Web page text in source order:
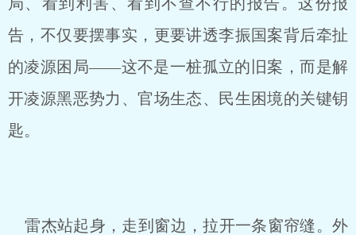
告，不仅要摆事实，更要讲透李振国案背后牵扯
的凌源困局——这不是一桩孤立的旧案，而是解
开凌源黑恶势力、官场生态、民生困境的关键钥
匙。
雷杰站起身，走到窗边，拉开一条窗帘缝。外